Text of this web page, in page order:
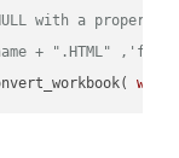
with a proper
+ ".HTML"